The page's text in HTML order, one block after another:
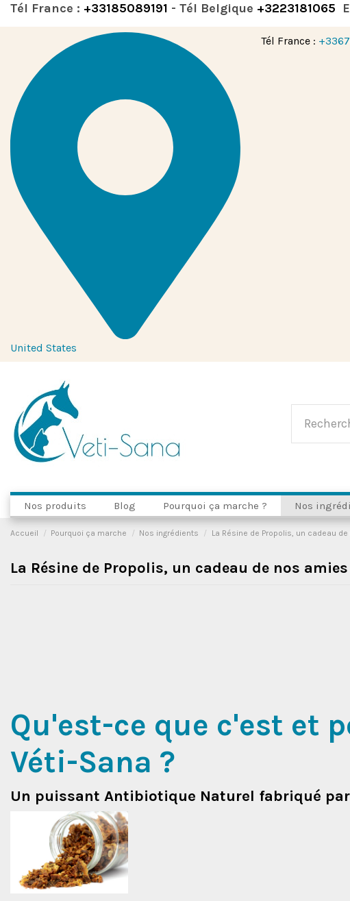
Tél France : +33185089191 - Tél Belgique +3223181065
United States
Tél France :
Nos produits Blog Pourquoi ça marche ? Nos
Accueil Pourquoi ça marche Nos ingrédients La Résine de Propolis, un cadeau
La Résine de Propolis, un cadeau de nos
Qu'est-ce que c'est et
Véti-Sana ?
Un puissant Antibiotique Naturel fabriqué